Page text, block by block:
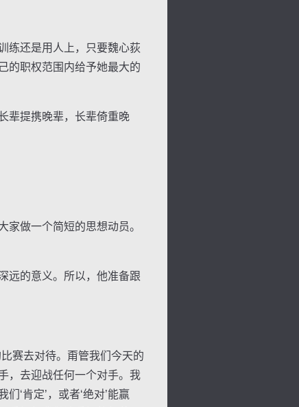
还是用人上，只要魏心荻
的职权范围内给予她最大的
辈提携晚辈，长辈倚重晚
做一个简短的思想动员。
的意义。所以，他准备跟
赛去对待。甭管我们今天的
，去迎战任何一个对手。我
‘肯定’，或者‘绝对’能赢